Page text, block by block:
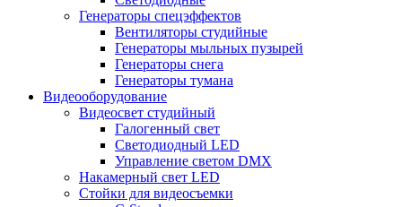
Генераторы спецэффектов
Вентиляторы студийные
Генераторы мыльных пузырей
Генераторы снега
Генераторы тумана
Видеооборудование
Видеосвет студийный
Галогенный свет
Светодиодный LED
Управление светом DMX
Накамерный свет LED
Стойки для видеосъемки